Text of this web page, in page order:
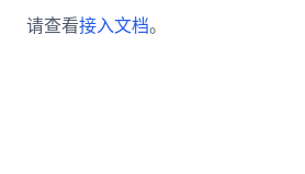
请查看接入文档。